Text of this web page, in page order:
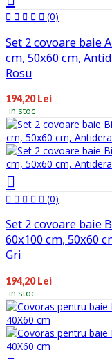
(0)
Set 2 covoare baie
cm, 50x60 cm,
Rosu
194,20 Lei
in stoc
(0)
Set 2 covoare baie
60x100 cm, 50x60
Gri
194,20 Lei
in stoc